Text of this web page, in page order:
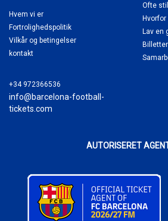
Hvem vi er
Fortrolighedspolitik
Vilkår og betingelser
kontakt
+34 972366536
info@barcelona-football-
tickets.com
Ofte
Hvorfor
Lav en
AUTORISERET